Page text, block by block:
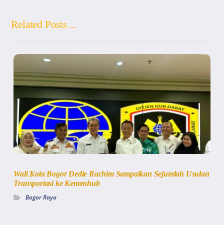
Related Posts ...
Wali Kota Bogor Dedie Rachim Sampaikan Sejumlah Usulan
Transportasi ke Kemenhub
Bogor Raya